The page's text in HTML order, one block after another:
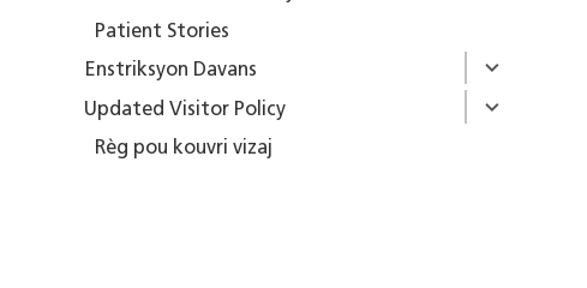
Patient Stories
Enstriksyon Davans
Updated Visitor Policy
Règ pou kouvri vizaj